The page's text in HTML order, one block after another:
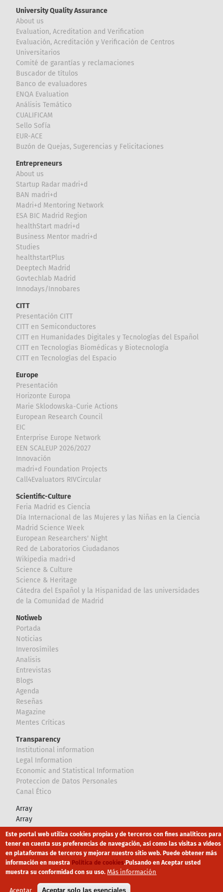
University Quality Assurance
About us
Evaluation, Acreditation and Verification
Evaluación, Acreditación y Verificación de Centros
Universitarios
Comité de garantías y reclamaciones
Buscador de títulos
Banco de evaluadores
ENQA Evaluation
Análisis Temático
CUALIFICAM
Sello Sofía
EUR-ACE
Buzón de Quejas, Sugerencias y Felicitaciones
Entrepreneurs
About us
Startup Radar madri+d
BAN madri+d
Madri+d Mentoring Network
ESA BIC Madrid Region
healthStart madri+d
Business Mentor madri+d
Studies
healthstartPlus
Deeptech Madrid
Govtechlab Madrid
Innodays/Innobares
CITT
Presentación CITT
CITT en Semiconductores
CITT en Humanidades Digitales y Tecnologías del Español
CITT en Tecnologías Biomédicas y Biotecnología
CITT en Tecnologías del Espacio
Europe
Presentación
Horizonte Europa
Marie Sklodowska-Curie Actions
European Research Council
EIC
Enterprise Europe Network
EEN SCALEUP 2026/2027
Innovación
madri+d Foundation Projects
Call4Evaluators RIVCircular
Scientific-Culture
Feria Madrid es Ciencia
Día Internacional de las Mujeres y las Niñas en la Ciencia
Madrid Science Week
European Researchers' Night
Red de Laboratorios Ciudadanos
Wikipedia madri+d
Science & Culture
Science & Heritage
Cátedra del Español y la Hispanidad de las universidades
de la Comunidad de Madrid
Notiweb
Portada
Noticias
Inverosímiles
Analisis
Entrevistas
Blogs
Agenda
Reseñas
Magazine
Mentes Críticas
Transparency
Institutional information
Legal Information
Economic and Statistical Information
Proteccion de Datos Personales
Canal Ético
Array
Array
Footer Canal Ético eduroam Mapa Web
Política privacidad Política de cookies Aviso legal
Este portal web utiliza cookies propias y de terceros con fines analíticos para
tener en cuenta sus preferencias de navegación, así como las visitas a vídeos
en plataformas de terceros y mejorar nuestro sitio web. Puede obtener más
información en nuestra Política de cookies.Pulsando en Aceptar usted
muestra su conformidad con su uso. Más información
Aceptar Aceptar solo las esenciales